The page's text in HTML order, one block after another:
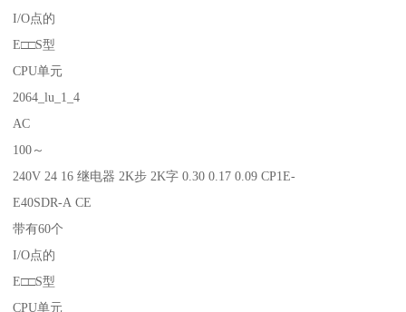
I/O点的
E□□S型
CPU单元
2064_lu_1_4
AC
100～
240V 24 16 继电器 2K步 2K字 0.30 0.17 0.09 CP1E-
E40SDR-A CE
带有60个
I/O点的
E□□S型
CPU单元